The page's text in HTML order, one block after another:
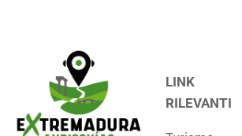
LINK
RILEVANTI